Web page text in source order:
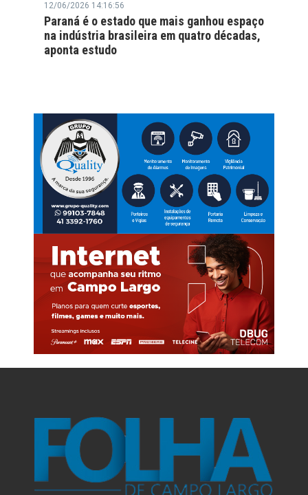
12/06/2026 14:16:56
Paraná é o estado que mais ganhou espaço
na indústria brasileira em quatro décadas,
aponta estudo